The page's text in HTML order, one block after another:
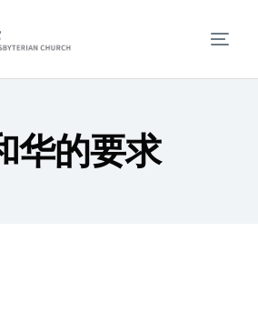
华的要求